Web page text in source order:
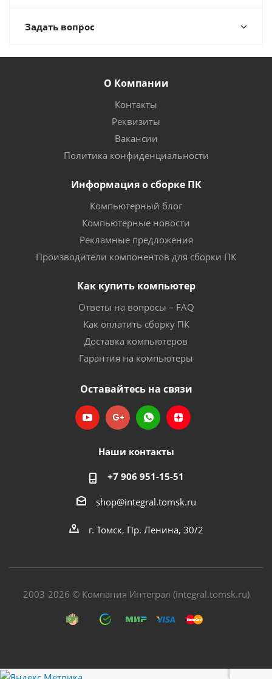
Задать вопрос
О Компании
Контакты
Реквизиты
Вакансии
Политика конфиденциальности
Информация о сборке ПК
Компьютерный блог
Компьютерные новости
Рекламные предложения
Производители компонентов для сборки ПК
Как купить компьютер
Ответы на вопросы – FAQ
Как оплатить сборку ПК
Доставка компьютеров
Гарантия на компьютеры
Оставайтесь на связи
Наши контакты
+7 906 951-15-51
shop@integral.tomsk.ru
г. Томск, Пр. Ленина, 30/2
2003-2026 © Компания Интеграл (integral.tomsk.ru)